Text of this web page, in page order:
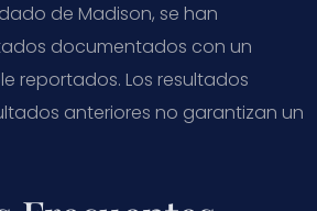
de Madison, se han
documentados con un
reportados. Los resultados
anteriores no garantizan un